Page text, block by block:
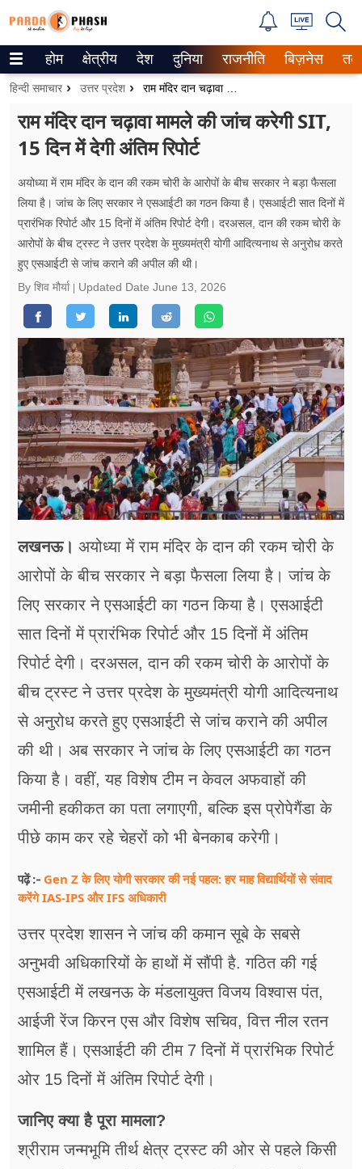
Trending on Google News
ePaper
वेब स्टोरीज
उत्तर प्रदेश
गैलरी
वीडियो
रिलेशनशिप
जीवन मंत्रा
फूड
सेहत
ब्‍यूटी
जॉब्स
शिक्षा
अन्य खबरें
होम क्षेत्रीय देश दुनिया राजनीति बिज़नेस
हिन्दी समाचार उत्तर प्रदेश
राम मंदिर दान चढ़ावा मामले की जांच करेगी SIT,
15 दिन में ​देगी अंतिम रिपोर्ट
अयोध्या में राम मंदिर के दान की रकम चोरी के आरोपों के बीच सरकार ने बड़ा फैसला
लिया है। जांच के लिए सरकार ने एसआईटी का गठन किया है। एसआईटी सात दिनों में
प्रारंभिक रिपोर्ट और 15 दिनों में अंतिम रिपोर्ट देगी। दरअसल, दान की रकम चोरी के
आरोपों के बीच ट्रस्ट ने उत्तर प्रदेश के मुख्यमंत्री योगी आदित्यनाथ से अनुरोध करते
हुए एसआईटी से जांच कराने की अपील की थी।
By शिव मौर्या
Updated Date June 13, 2026
लखनऊ। अयोध्या में राम मंदिर के दान की रकम चोरी के
आरोपों के बीच सरकार ने बड़ा फैसला लिया है। जांच के
लिए सरकार ने एसआईटी का गठन किया है। एसआईटी
सात दिनों में प्रारंभिक रिपोर्ट और 15 दिनों में अंतिम
रिपोर्ट देगी। दरअसल, दान की रकम चोरी के आरोपों के
बीच ट्रस्ट ने उत्तर प्रदेश के मुख्यमंत्री योगी आदित्यनाथ
से अनुरोध करते हुए एसआईटी से जांच कराने की अपील
की थी। अब सरकार ने जांच के लिए एसआईटी का गठन
किया है। वहीं, यह विशेष टीम न केवल अफवाहों की
जमीनी हकीकत का पता लगाएगी, बल्कि इस प्रोपेगैंडा के
पीछे काम कर रहे चेहरों को भी बेनकाब करेगी।
पढ़ें :- Gen Z के लिए योगी सरकार की नई पहल: हर माह विद्यार्थियों से संवाद
करेंगे IAS-IPS और IFS अधिकारी
उत्तर प्रदेश शासन ने जांच की कमान सूबे के सबसे
अनुभवी अधिकारियों के हाथों में सौंपी है. गठित की गई
एसआईटी में लखनऊ के मंडलायुक्त विजय विश्वास पंत,
आईजी रेंज किरन एस और विशेष सचिव, वित्त नील रतन
शामिल हैं। एसआईटी की टीम 7 दिनों में प्रारंभिक रिपोर्ट
ओर 15 दिनों में अंतिम रिपोर्ट देगी।
जानिए क्या है पूरा मामला?
श्रीराम जन्मभूमि तीर्थ क्षेत्र ट्रस्ट की ओर से पहले किसी